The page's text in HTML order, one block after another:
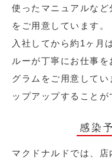
使ったマニュアルな
をご用意しています。
入社してから約1ヶ月
ルーが丁寧にお仕事
グラムをご用意して
ップアップすることが
感染
マクドナルドでは、